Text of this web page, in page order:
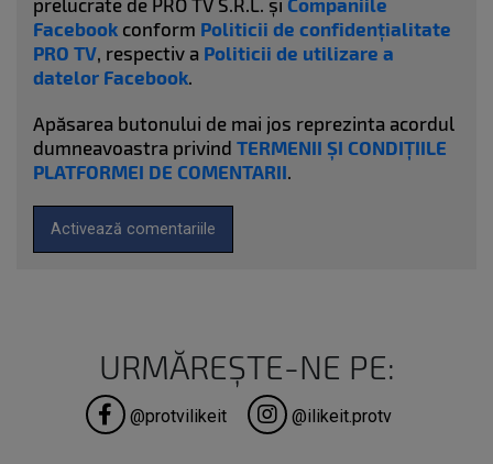
prelucrate de PRO TV S.R.L. și Companiile
Facebook conform Politicii de confidențialitate
PRO TV, respectiv a Politicii de utilizare a
datelor Facebook.
Apăsarea butonului de mai jos reprezinta acordul
dumneavoastra privind TERMENII ȘI CONDIȚIILE
PLATFORMEI DE COMENTARII.
Activează comentariile
URMĂREȘTE-NE PE:
@protvilikeit @ilikeit.protv